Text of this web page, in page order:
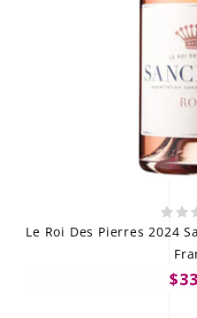
Le Roi Des Pierres 2024